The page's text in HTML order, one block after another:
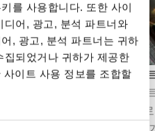
를 사용합니다. 또한 사이
디어, 광고, 분석 파트너와
, 광고, 분석 파트너는 귀하
되었거나 귀하가 제공한
이트 사용 정보를 조합할
품의 모서리를
직선 스
직선
칙적으